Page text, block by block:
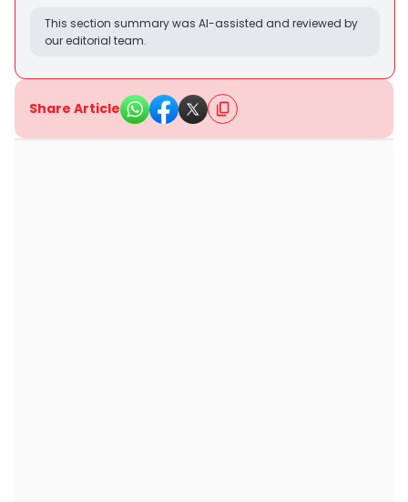
This section summary was AI-assisted and reviewed by
our editorial team.
Share Article